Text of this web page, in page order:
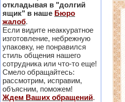
откладывая в "долгий
ящик" в наше Бюро
жалоб.
Если видите неаккуратное
изготовление, небрежную
упаковку, не понравился
стиль общения нашего
сотрудника или что-то еще!
Смело обращайтесь:
рассмотрим, исправим,
объясним, поможем!
Ждем Ваших обращений.